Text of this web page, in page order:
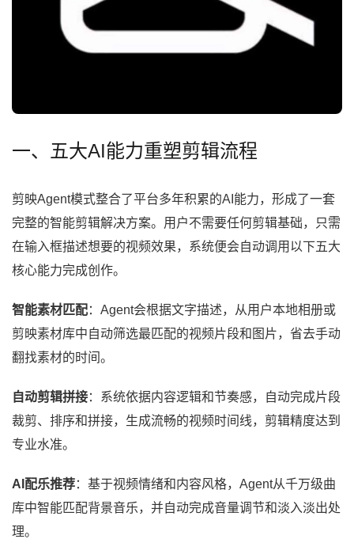
一、五大AI能力重塑剪辑流程
剪映Agent模式整合了平台多年积累的AI能力，形成了一套
完整的智能剪辑解决方案。用户不需要任何剪辑基础，只需
在输入框描述想要的视频效果，系统便会自动调用以下五大
核心能力完成创作。
智能素材匹配：Agent会根据文字描述，从用户本地相册或
剪映素材库中自动筛选最匹配的视频片段和图片，省去手动
翻找素材的时间。
自动剪辑拼接：系统依据内容逻辑和节奏感，自动完成片段
裁剪、排序和拼接，生成流畅的视频时间线，剪辑精度达到
专业水准。
AI配乐推荐：基于视频情绪和内容风格，Agent从千万级曲
库中智能匹配背景音乐，并自动完成音量调节和淡入淡出处
理。